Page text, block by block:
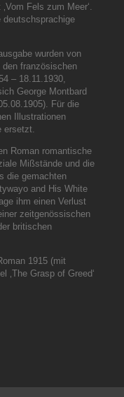
Fels zum Meer‘.
deutschsprachige
wurden von
französischen
– 18.11.1930,
George Montbard
Für die
Illustrationen
ersetzt.
Roman romantische
Mißstände und die
die gemachten
and His White
ihm einen Verlust
zeitgenössischen
britischen
1915 (mit
‚The Grasp of Greed‘